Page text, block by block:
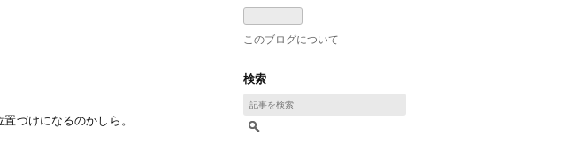
づけになるのかしら。
このブログについて
検索